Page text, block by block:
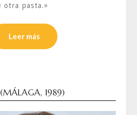
otra pasta.»
Leer más
1989)